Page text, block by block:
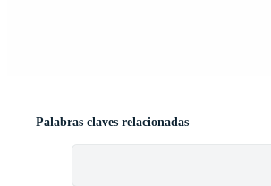
Palabras claves relacionadas